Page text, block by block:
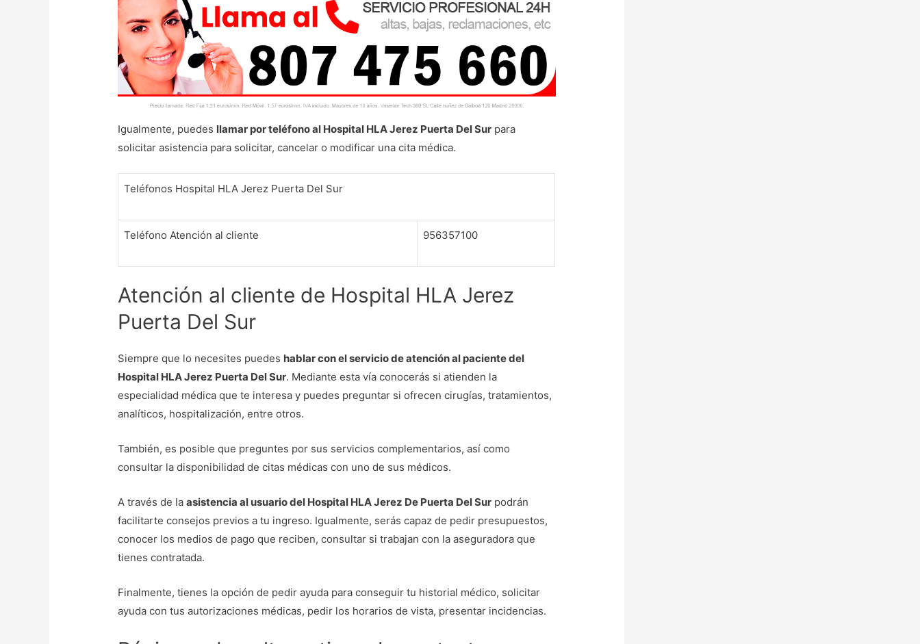
Igualmente, puedes llamar por teléfono al Hospital HLA Jerez Puerta Del Sur para
solicitar asistencia para solicitar, cancelar o modificar una cita médica.
Teléfonos Hospital HLA Jerez Puerta Del Sur
Teléfono Atención al cliente 956357100
Atención al cliente de Hospital HLA Jerez
Puerta Del Sur
Siempre que lo necesites puedes hablar con el servicio de atención al paciente del
Hospital HLA Jerez Puerta Del Sur. Mediante esta vía conocerás si atienden la
especialidad médica que te interesa y puedes preguntar si ofrecen cirugías, tratamientos,
analíticos, hospitalización, entre otros.
También, es posible que preguntes por sus servicios complementarios, así como
consultar la disponibilidad de citas médicas con uno de sus médicos.
A través de laasistencia al usuario del Hospital HLA Jerez De Puerta Del Sur podrán
facilitarte consejos previos a tu ingreso. Igualmente, serás capaz de pedir presupuestos,
conocer los medios de pago que reciben, consultar si trabajan con la aseguradora que
tienes contratada.
Finalmente, tienes la opción de pedir ayuda para conseguir tu historial médico, solicitar
ayuda con tus autorizaciones médicas, pedir los horarios de vista, presentar incidencias.